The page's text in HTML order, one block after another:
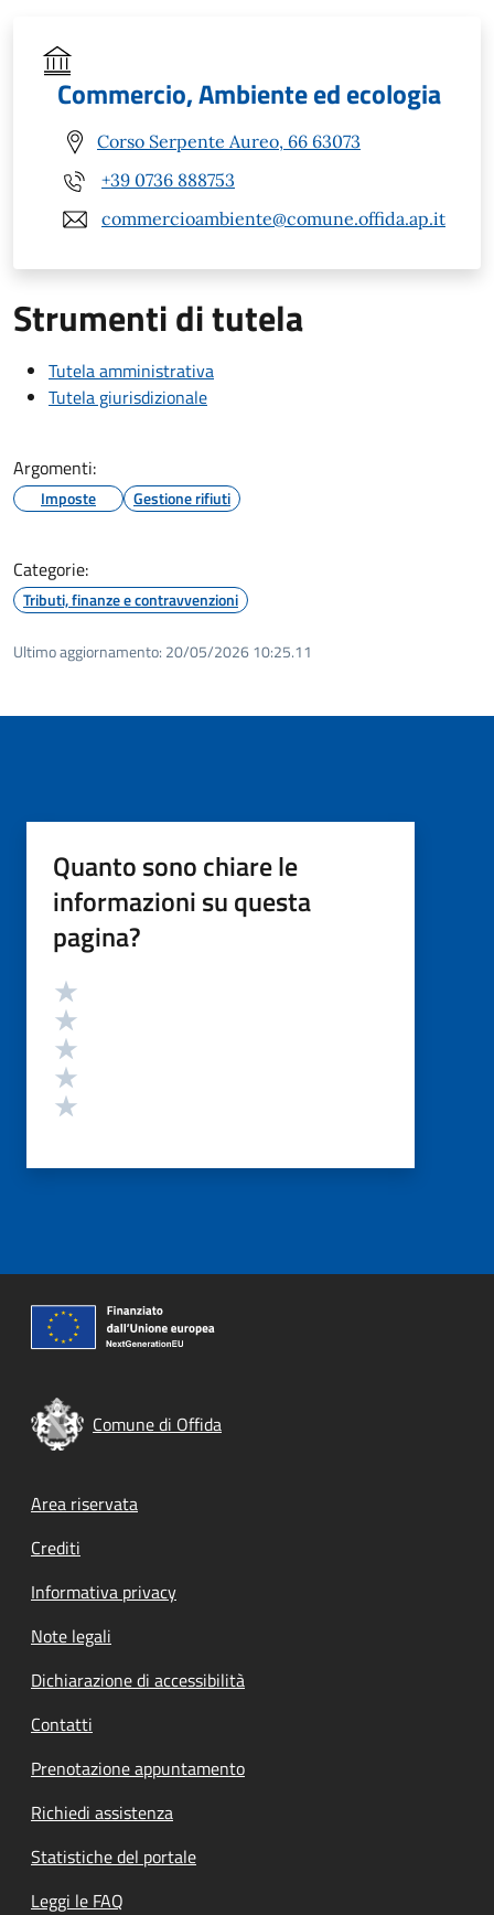
Commercio, Ambiente ed ecologia
Corso Serpente Aureo, 66 63073
+39 0736 888753
commercioambiente@comune.offida.ap.it
Strumenti di tutela
Tutela amministrativa
Tutela giurisdizionale
Argomenti:
Imposte Gestione rifiuti
Categorie:
Tributi, finanze e contravvenzioni
Ultimo aggiornamento: 20/05/2026 10:25.11
Quanto sono chiare le
informazioni su questa
pagina?
Valutazione
Comune di Offida
Footer menu
Area riservata
Crediti
Informativa privacy
Note legali
Dichiarazione di accessibilità
Contatti
Prenotazione appuntamento
Richiedi assistenza
Statistiche del portale
Leggi le FAQ